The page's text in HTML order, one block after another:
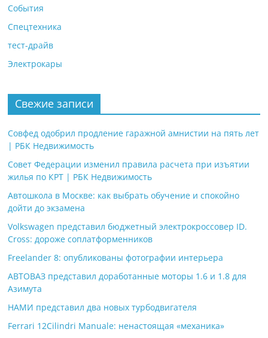
События
Спецтехника
тест-драйв
Электрокары
Свежие записи
Совфед одобрил продление гаражной амнистии на пять лет
| РБК Недвижимость
Совет Федерации изменил правила расчета при изъятии
жилья по КРТ | РБК Недвижимость
Автошкола в Москве: как выбрать обучение и спокойно
дойти до экзамена
Volkswagen представил бюджетный электрокроссовер ID.
Cross: дороже соплатформенников
Freelander 8: опубликованы фотографии интерьера
АВТОВАЗ представил доработанные моторы 1.6 и 1.8 для
Азимута
НАМИ представил два новых турбодвигателя
Ferrari 12Cilindri Manuale: ненастоящая «механика»